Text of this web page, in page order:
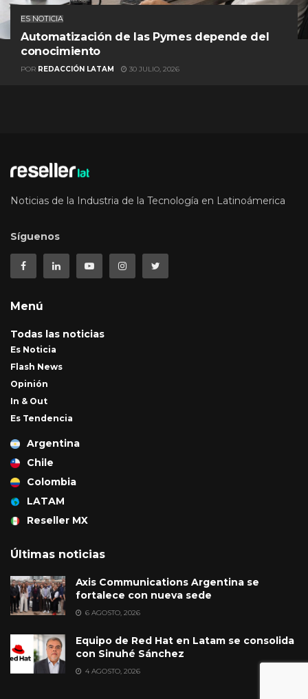
ES NOTICIA
Automatización de las Pymes depende del
conocimiento
POR REDACCIÓN LATAM 30 JULIO, 2026
Noticias de la Industria de la Tecnología en Latinoámerica
Síguenos
Menú
Todas las noticias
Es Noticia
Flash News
Opinión
In & Out
Es Tendencia
Argentina
Chile
Colombia
LATAM
Reseller MX
Últimas noticias
Axis Communications Argentina se
fortalece con nueva sede
6 AGOSTO, 2026
Equipo de Red Hat en Latam se consolida
con Sinuhé Sánchez
4 AGOSTO, 2026